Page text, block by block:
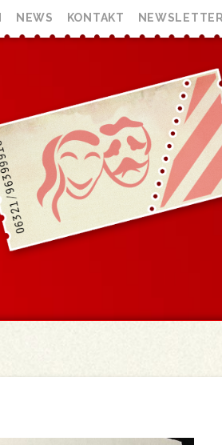
NEWS KONTAKT NEWSLETTER